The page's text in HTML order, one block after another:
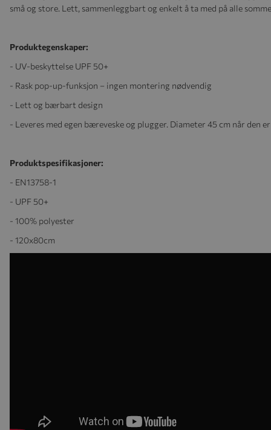
små og store. Lett, sammenleggbart og enkelt å ta med på alle
Produktegenskaper:
- UV-beskyttelse UPF 50+
- Rask pop-up-funksjon – ingen montering nødvendig
- Lett og bærbart design
- Leveres med egen bæreveske og plugger. Diameter 45 cm når den
Produktspesifikasjoner:
- EN13758-1
- UPF 50+
- 100% polyester
- 120x80cm